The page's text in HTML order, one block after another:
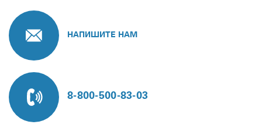
НАПИШИТЕ НАМ
8-800-500-83-03